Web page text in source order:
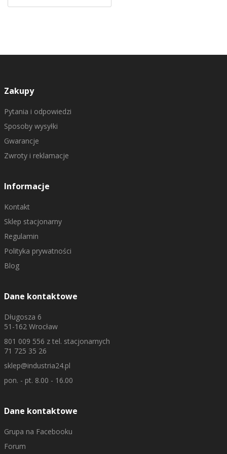
Zakupy
Pytania i odpowiedzi
Sposoby wysyłki
Gwarancje
Zwroty i reklamacje
Informacje
Kontakt
Sklep stacjonarny
Regulamin
Polityka prywatności
Blog
Dane kontaktowe
Długosza 6
51-162 Wrocław
801 009 556 z tel. stacjonarnych
71 725 35 26
sklep@industria24.pl
pon. - pt. 8.00 - 16.00
Dane kontaktowe
Grupa na Facebooku
Forum